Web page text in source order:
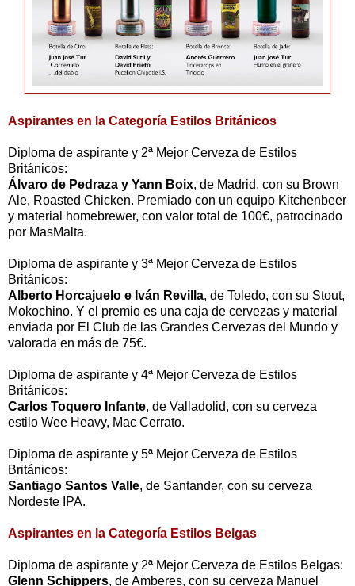
Aspirantes en la Categoría Estilos Británicos
Diploma de aspirante y 2ª Mejor Cerveza de Estilos
Británicos:
Álvaro de Pedraza y Yann Boix, de Madrid, con su Brown
Ale, Roasted Chicken. Premiado con un equipo Kitchenbeer
y material homebrewer, con valor total de 100€, patrocinado
por MasMalta.
Diploma de aspirante y 3ª Mejor Cerveza de Estilos
Británicos:
Alberto Horcajuelo e Iván Revilla, de Toledo, con su Stout,
Mokochino. Y el premio es una caja de cervezas y material
enviada por El Club de las Grandes Cervezas del Mundo y
valorada en más de 75€.
Diploma de aspirante y 4ª Mejor Cerveza de Estilos
Británicos:
Carlos Toquero Infante, de Valladolid, con su cerveza
estilo Wee Heavy, Mac Cerrato.
Diploma de aspirante y 5ª Mejor Cerveza de Estilos
Británicos:
Santiago Santos Valle, de Santander, con su cerveza
Nordeste IPA.
Aspirantes en la Categoría Estilos Belgas
Diploma de aspirante y 2ª Mejor Cerveza de Estilos Belgas:
Glenn Schippers, de Amberes, con su cerveza Manuel